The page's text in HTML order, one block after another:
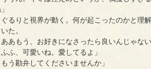
るりと視界が動く。何が起こったのかと理
た。
ああもう、お好きになさったら良いんじゃな
ふふ、可愛いね。愛してるよ」
もう勘弁してくださいませんか」